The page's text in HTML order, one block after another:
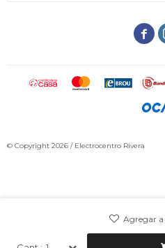

© Copyright 2026 / Electrocentro Rivera